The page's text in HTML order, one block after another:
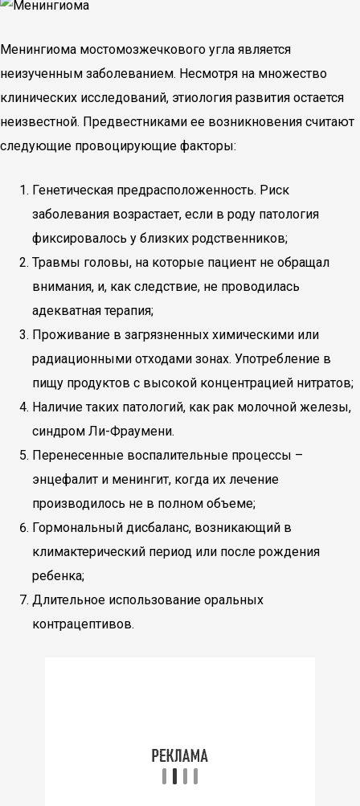
Менингиома мостомозжечкового угла является
неизученным заболеванием. Несмотря на множество
клинических исследований, этиология развития остается
неизвестной. Предвестниками ее возникновения считают
следующие провоцирующие факторы:
Генетическая предрасположенность. Риск
заболевания возрастает, если в роду патология
фиксировалось у близких родственников;
Травмы головы, на которые пациент не обращал
внимания, и, как следствие, не проводилась
адекватная терапия;
Проживание в загрязненных химическими или
радиационными отходами зонах. Употребление в
пищу продуктов с высокой концентрацией нитратов;
Наличие таких патологий, как рак молочной железы,
синдром Ли-Фраумени.
Перенесенные воспалительные процессы –
энцефалит и менингит, когда их лечение
производилось не в полном объеме;
Гормональный дисбаланс, возникающий в
климактерический период или после рождения
ребенка;
Длительное использование оральных
контрацептивов.